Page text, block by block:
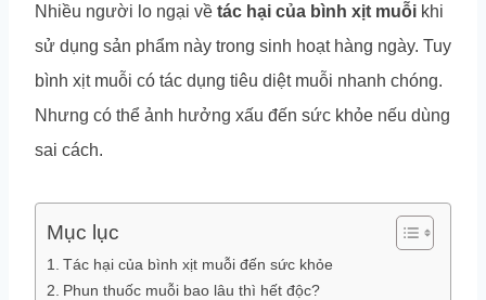
Nhiều người lo ngại về tác hại của bình xịt muỗi khi
sử dụng sản phẩm này trong sinh hoạt hàng ngày. Tuy
bình xịt muỗi có tác dụng tiêu diệt muỗi nhanh chóng.
Nhưng có thể ảnh hưởng xấu đến sức khỏe nếu dùng
sai cách.
Mục lục
Tác hại của bình xịt muỗi đến sức khỏe
Phun thuốc muỗi bao lâu thì hết độc?